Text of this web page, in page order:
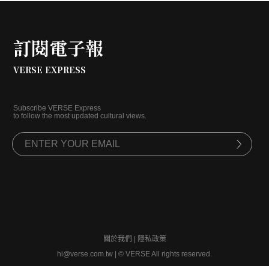
訂閱電子報
VERSE EXPRESS
Subscribe VERSE Express
to follow the most updated cultural views.
關於我們
隱私政策
hi@verse.com.tw
© VERSE All rights reserved.